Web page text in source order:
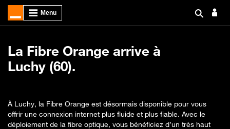
La Fibre Orange arrive à
Luchy (60).
À Luchy, la Fibre Orange est désormais disponible pour vous
offrir une connexion internet plus fluide et plus fiable. Avec le
déploiement de la fibre optique, vous bénéficiez d’un très haut